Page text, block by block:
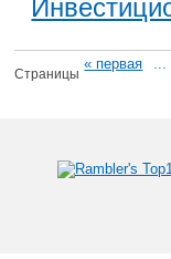
Страницы
« первая ...